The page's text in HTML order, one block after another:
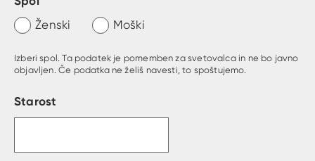
Ženski Moški
Izberi spol. Ta podatek je pomemben za svetovalca in ne bo javno
objavljen. Če podatka ne želiš navesti, to spoštujemo.
Starost